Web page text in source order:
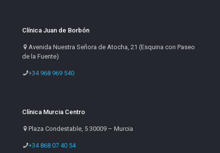
Clínica Juan de Borbón
Avenida Nuestra Señora de Atocha, 21 (Esquina con Paseo
de la Fuente)
+34 968 969 540
Clínica Murcia Centro
Plaza Condestable, 5 30009 – Murcia
+34 868 07 40 54